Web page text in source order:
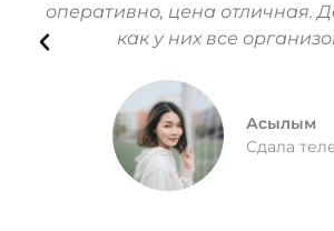
оперативно, цена отличная.
как у них все
Асылым
Сдала